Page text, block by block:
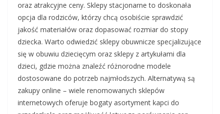
oraz atrakcyjne ceny. Sklepy stacjonarne to doskonała
opcja dla rodziców, którzy chcą osobiście sprawdzić
jakość materiałów oraz dopasować rozmiar do stopy
dziecka. Warto odwiedzić sklepy obuwnicze specjalizujące
się w obuwiu dziecięcym oraz sklepy z artykułami dla
dzieci, gdzie można znaleźć różnorodne modele
dostosowane do potrzeb najmłodszych. Alternatywą są
zakupy online – wiele renomowanych sklepów
internetowych oferuje bogaty asortyment kapci do